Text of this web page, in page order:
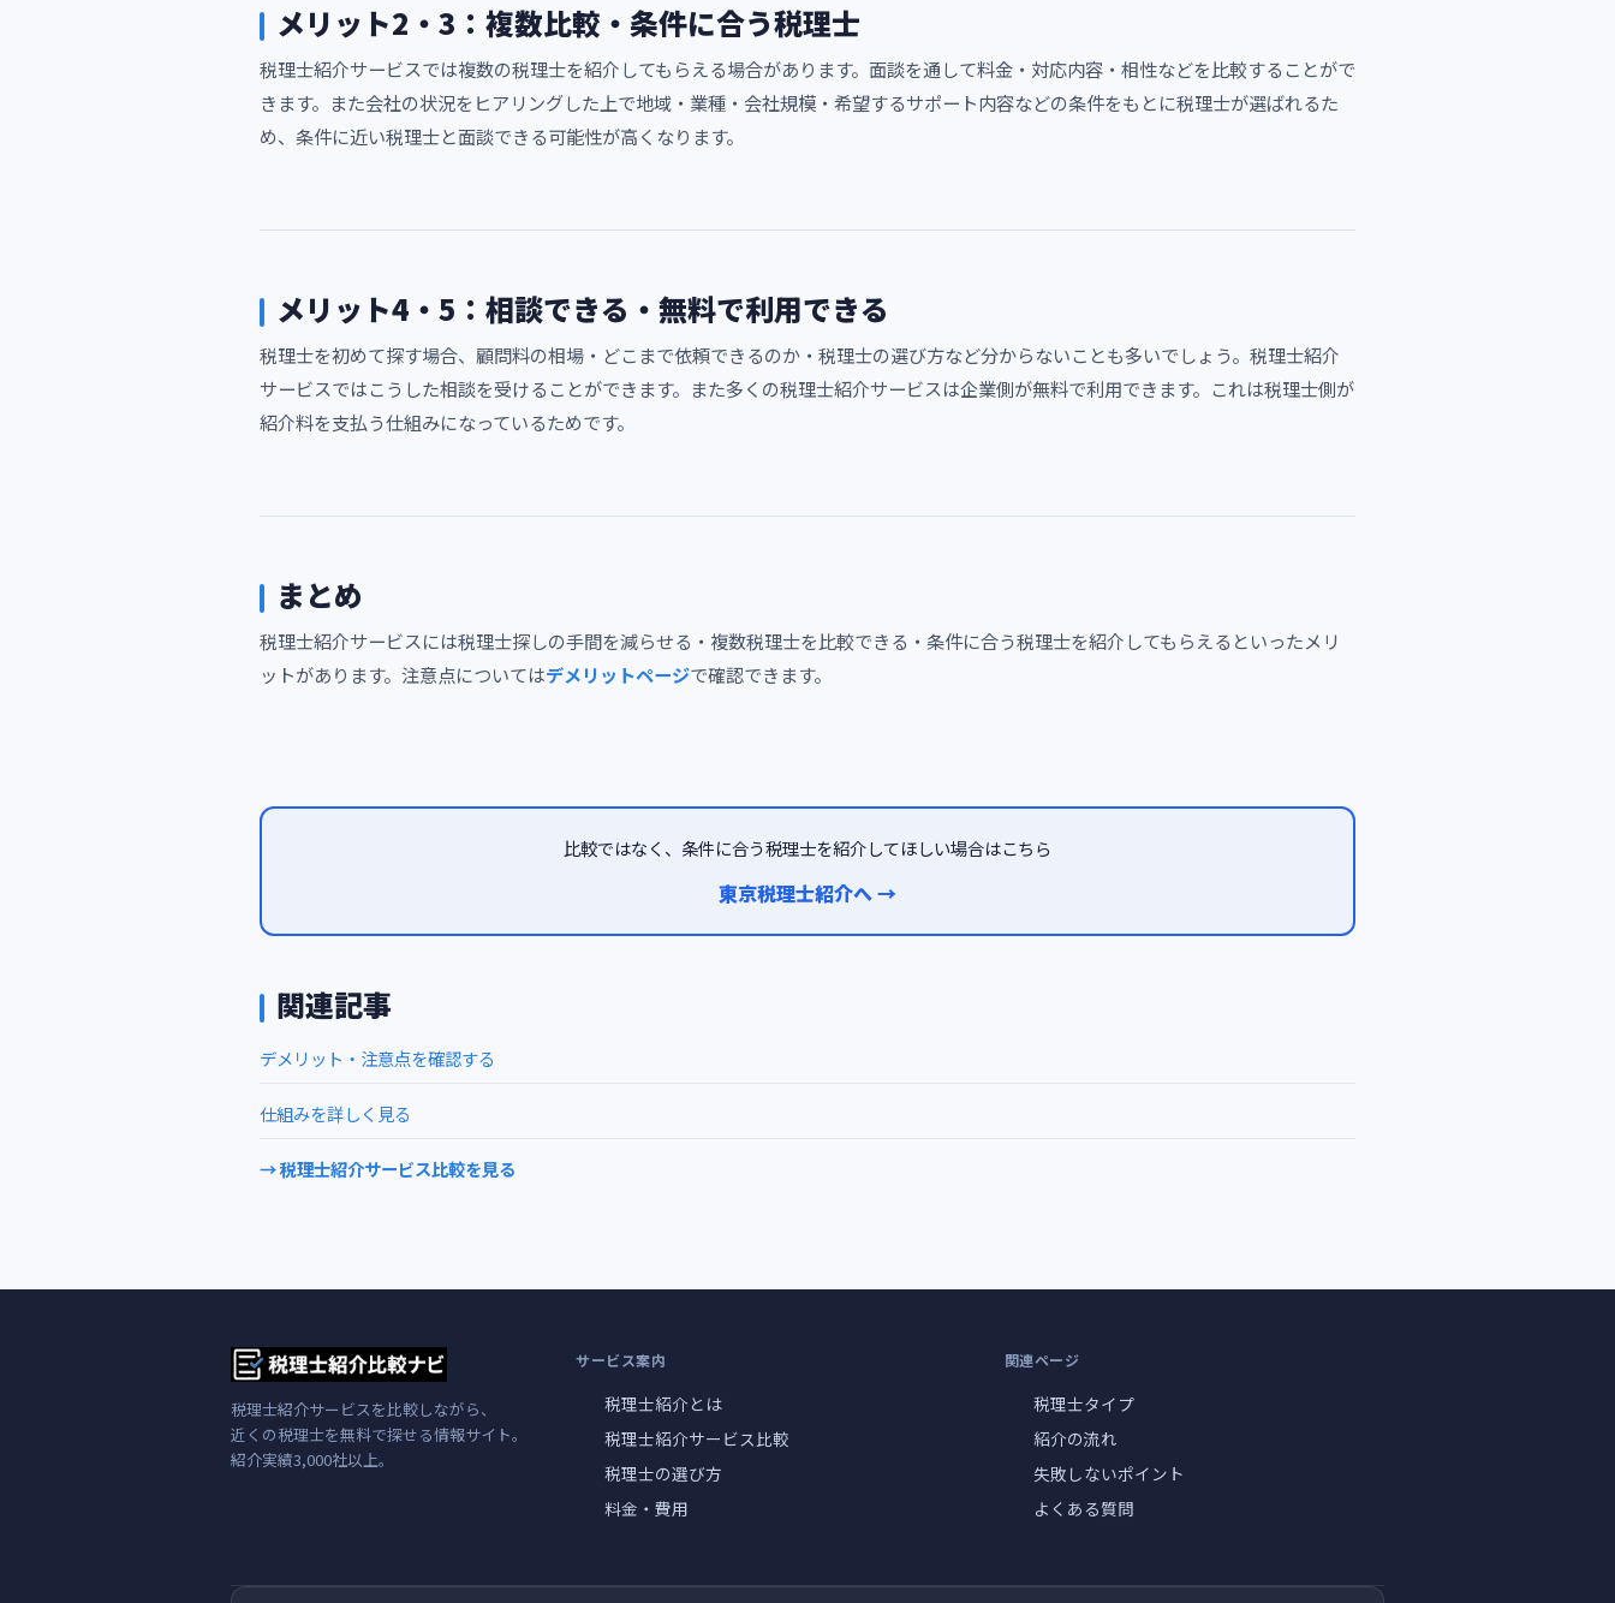
メリット2・3：複数比較・条件に合う税理士
税理士紹介サービスでは複数の税理士を紹介してもらえる場合があります。面談を通して料金・対応内容・相性などを比較することがで
きます。また会社の状況をヒアリングした上で地域・業種・会社規模・希望するサポート内容などの条件をもとに税理士が選ばれるた
め、条件に近い税理士と面談できる可能性が高くなります。
メリット4・5：相談できる・無料で利用できる
税理士を初めて探す場合、顧問料の相場・どこまで依頼できるのか・税理士の選び方など分からないことも多いでしょう。税理士紹介
サービスではこうした相談を受けることができます。また多くの税理士紹介サービスは企業側が無料で利用できます。これは税理士側が
紹介料を支払う仕組みになっているためです。
まとめ
税理士紹介サービスには税理士探しの手間を減らせる・複数税理士を比較できる・条件に合う税理士を紹介してもらえるといったメリ
ットがあります。注意点についてはデメリットページで確認できます。
比較ではなく、条件に合う税理士を紹介してほしい場合はこちら
東京税理士紹介へ →
関連記事
デメリット・注意点を確認する
仕組みを詳しく見る
→ 税理士紹介サービス比較を見る
税理士紹介サービスを比較しながら、
近くの税理士を無料で探せる情報サイト。
紹介実績3,000社以上。
サービス案内
税理士紹介とは
税理士紹介サービス比較
税理士の選び方
料金・費用
関連ページ
税理士タイプ
紹介の流れ
失敗しないポイント
よくある質問